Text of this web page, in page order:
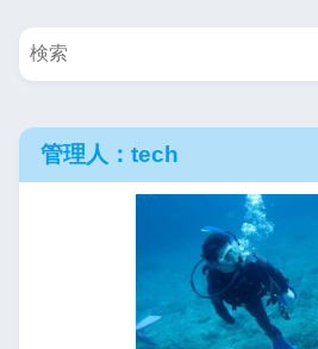
管理人：tech